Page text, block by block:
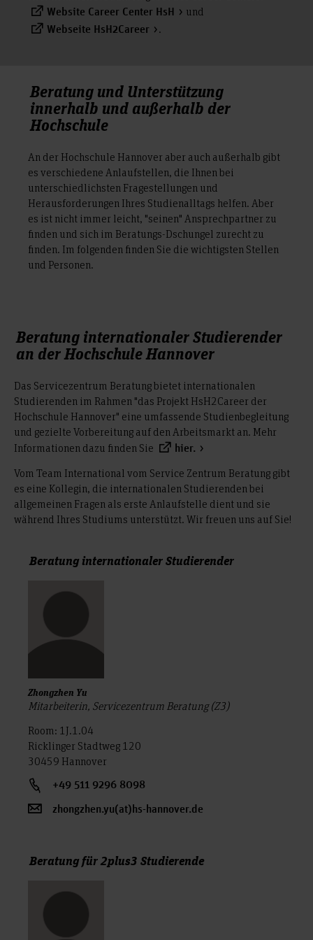
Studentenwohnheim C5
Hainbase
bei Ihrer Unterkunftssuche unterstützen können.
Normalerweise fällt dabei eine Vermittlungsgebühr an.
Website Career Center HsH und
Webseite HsH2Career .
Beratung und Unterstützung
innerhalb und außerhalb der
Hochschule
An der Hochschule Hannover aber auch außerhalb gibt
es verschiedene Anlaufstellen, die Ihnen bei
unterschiedlichsten Fragestellungen und
Herausforderungen Ihres Studienalltags helfen. Aber
es ist nicht immer leicht, "seinen" Ansprechpartner zu
finden und sich im Beratungs-Dschungel zurecht zu
finden. Im folgenden finden Sie die wichtigsten Stellen
und Personen.
Beratung internationaler Studierender
an der Hochschule Hannover
Das Servicezentrum Beratung bietet internationalen
Studierenden im Rahmen "das Projekt HsH2Career der
Hochschule Hannover" eine umfassende Studienbegleitung
und gezielte Vorbereitung auf den Arbeitsmarkt an. Mehr
Informationen dazu finden Sie
hier.
Vom Team International vom Service Zentrum Beratung gibt
es eine Kollegin, die internationalen Studierenden bei
allgemeinen Fragen als erste Anlaufstelle dient und sie
während Ihres Studiums unterstützt. Wir freuen uns auf Sie!
Beratung internationaler Studierender
Zhongzhen Yu
Mitarbeiterin, Servicezentrum Beratung (Z3)
Room: 1J.1.04
Ricklinger Stadtweg 120
30459 Hannover
+49 511 9296 8098
zhongzhen.yu(at)hs-hannover.de
Beratung für 2plus3 Studierende